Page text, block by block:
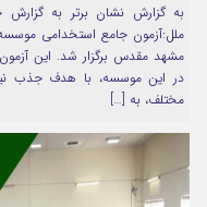
مرا به خاطر بسپار
Forget Password
به گزارش نشان برتر به گزارش
مشهد مقدس برگزار شد. این
در این موسسه، با هدف جذب
مختلف، به […]